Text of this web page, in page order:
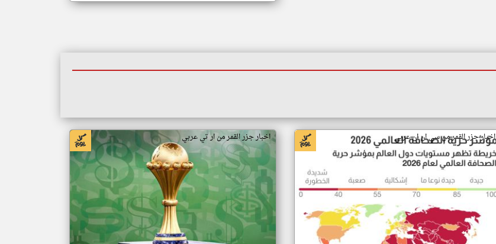
اخبار جزر القمر من سي ان ان عربي اخبار جزر القمر من ار تي عربي